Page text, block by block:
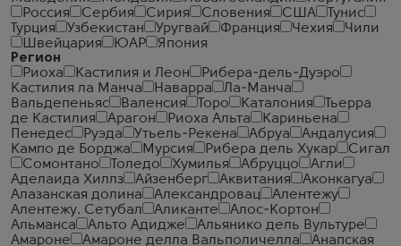
Россия
Сербия Сирия Словения США
Тунис
Турция
Узбекистан Уругвай Франция Чехия
Чили
Швейцария
ЮАР
Япония
Регион
Риоха
Кастилия и Леон
Рибера-дель-Дуэро
Кастилия ла Манча
Наварра
Ла-Манча
Вальдепеньяс
Валенсия Торо Каталония
Тьерра
де Кастилия
Арагон Риоха Альта
Кариньена
Пенедес
Руэда Утьель-Рекена Абруа
Андалусия
Кампо де Борджа
Мурсия Рибера дель Хукар
Сигал
Сомонтано
Толедо Хумилья Абруццо
Агли
Аделаида Хиллз
Айзенберг Аквитания
Аконкагуа
Алазанская долина
Александровац
Алентежу
Алентежу. Сетубал
Аликанте
Алос-Кортон
Альманса
Альто Адидже
Альянико дель Вультуре
Амароне
Амароне делла Вальполичелла
Анапская